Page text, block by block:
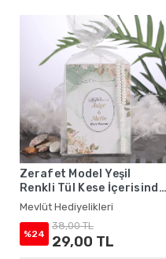
Zerafet Model Yeşil
Renkli Tül Kese İçerisinde
Yasin Kitabı ve Tesbih -
Mevlüt Hediyelikleri
Mevlüt Hediyelikleri
%24
38,00 TL
29,00 TL